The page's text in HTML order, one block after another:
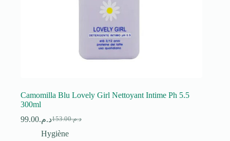
Camomilla Blu Lovely Girl Nettoyant Intime Ph 5.5
300ml
د.م.153.00
Le
prix
د.م.99.00
Le
prix
Hygiène